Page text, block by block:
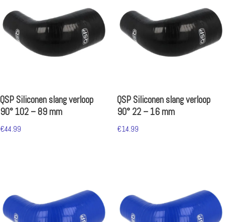
QSP Siliconen slang verloop
90° 102 – 89 mm
€44.99
QSP Siliconen slang verloop
90° 22 – 16 mm
€14.99